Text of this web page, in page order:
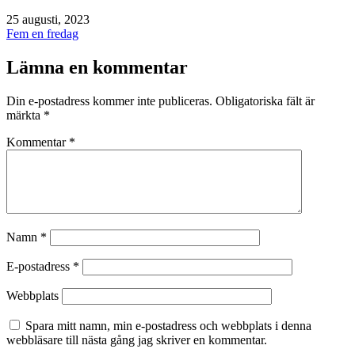
Publicerat
den
25 augusti, 2023
Kategoriserat
Fem en fredag
Lämna en kommentar
Din e-postadress kommer inte publiceras. Obligatoriska fält är
märkta *
Kommentar *
Namn *
E-postadress *
Webbplats
Spara mitt namn, min e-postadress och webbplats i denna
webbläsare till nästa gång jag skriver en kommentar.